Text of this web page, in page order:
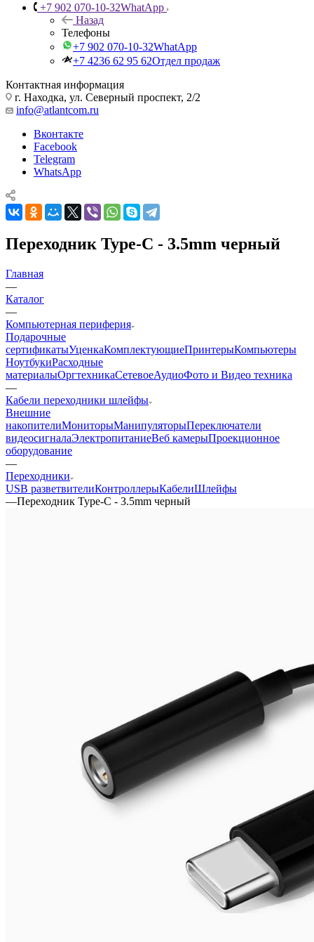
+7 902 070-10-32WhatApp
Назад
Телефоны
+7 902 070-10-32WhatApp
+7 4236 62 95 62Отдел продаж
Контактная информация
г. Находка, ул. Северный проспект, 2/2
info@atlantcom.ru
Вконтакте
Facebook
Telegram
WhatsApp
Переходник Type-C - 3.5mm черный
Главная
—
Каталог
—
Компьютерная периферия
Подарочные
сертификатыУценкаКомплектующиеПринтерыКомпьютеры
НоутбукиРасходные
материалыОргтехникаСетевоеАудиоФото и Видео техника
—
Кабели переходники шлейфы
Внешние
накопителиМониторыМанипуляторыПереключатели
видеосигналаЭлектропитаниеВеб камерыПроекционное
оборудование
—
Переходники
USB разветвителиКонтроллерыКабелиШлейфы
—Переходник Type-C - 3.5mm черный